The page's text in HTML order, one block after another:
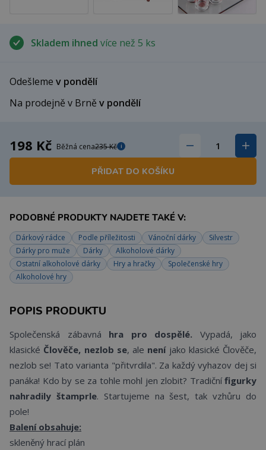
Skladem ihned více než 5 ks
Odešleme v pondělí
Na prodejně v Brně v pondělí
198 Kč Běžná cena235 Kč i
PŘIDAT DO KOŠÍKU
PODOBNÉ PRODUKTY NAJDETE TAKÉ V:
Dárkový rádce Podle příležitosti Vánoční dárky
Silvestr
Dárky pro muže
Dárky
Alkoholové dárky
Ostatní alkoholové dárky
Hry a hračky
Společenské hry
Alkoholové hry
POPIS PRODUKTU
Společenská zábavná hra pro dospělé. Vypadá, jako
klasické Člověče, nezlob se, ale neníjako klasické Člověče,
nezlob se! Tato varianta "přitvrdila". Za každý vyhazov dej si
panáka! Kdo by se za tohle mohl jen zlobit? Tradičnífigurky
nahradily štamprle. Startujeme na šest, tak vzhůru do
pole!
Balení obsahuje:
skleněný hrací plán